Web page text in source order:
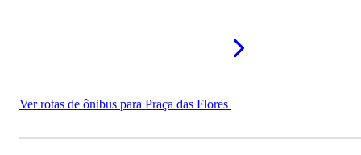
Ver rotas de ônibus para Praça das Flores